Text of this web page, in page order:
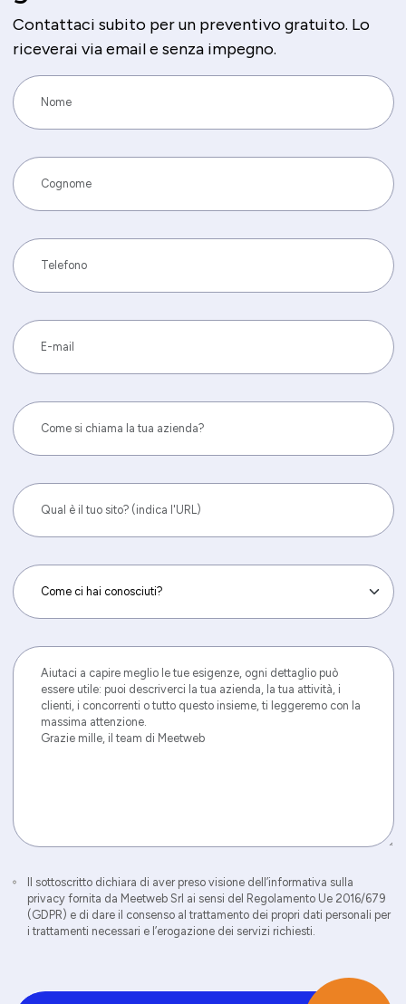
Contattaci subito per un preventivo gratuito. Lo
riceverai via email e senza impegno.
Il sottoscritto dichiara di aver preso visione dell’informativa sulla
privacy fornita da Meetweb Srl ai sensi del Regolamento Ue 2016/679
(GDPR) e di dare il consenso al trattamento dei propri dati personali per
i trattamenti necessari e l’erogazione dei servizi richiesti.